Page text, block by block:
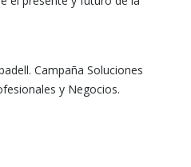
Campaña Soluciones
y Negocios.